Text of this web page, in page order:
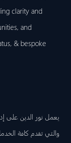
clarity and
and
& bespoke
والتي تقدم كافة